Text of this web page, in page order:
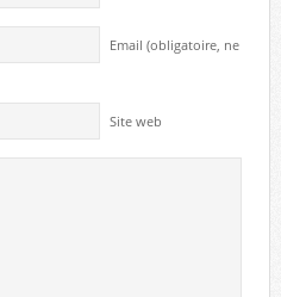
Email (obligatoire, ne
Site web